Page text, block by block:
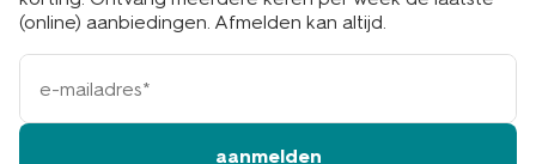
(online) aanbiedingen. Afmelden kan altijd.
e-
mailadres
aanmelden